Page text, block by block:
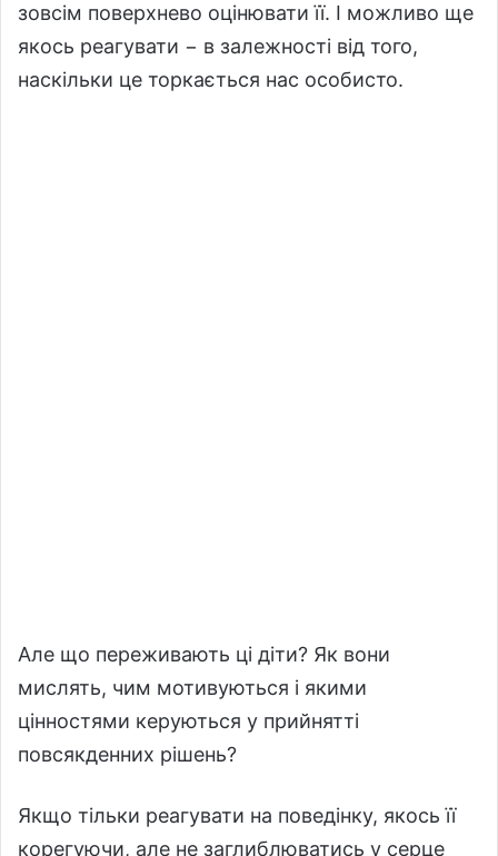
зовсім поверхнево оцінювати її. І можливо ще
якось реагувати − в залежності від того,
наскільки це торкається нас особисто.
Але що переживають ці діти? Як вони
мислять, чим мотивуються і якими
цінностями керуються у прийнятті
повсякденних рішень?
Якщо тільки реагувати на поведінку, якось її
корегуючи, але не заглиблюватись у серце